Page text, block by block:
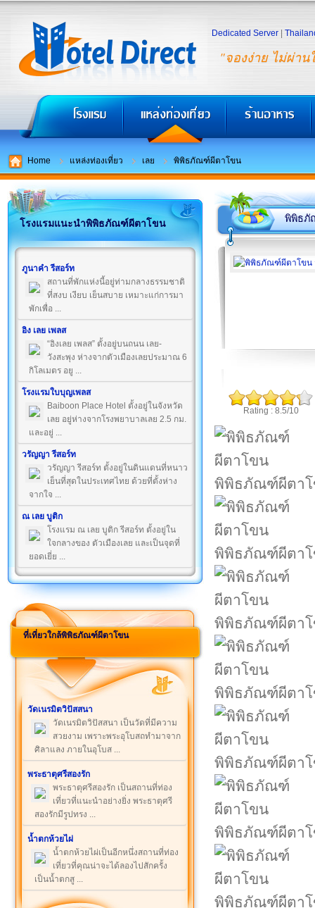
"จองง่าย ไม่ผ่าน
Dedicated Server
Home แหล่งท่องเที่ยว เลย พิพิธภัณฑ์ผีตาโขน
โรงแรมแนะนำพิพิธภัณฑ์ผีตาโขน
ภูนาคำ รีสอร์ท
สถานที่พักแห่งนี้อยู่ท่ามกลางธรรมชาติ
ที่สงบ เงียบ เย็นสบาย เหมาะแก่การมา
พักเพื่อ ...
อิง เลย เพลส
“อิงเลย เพลส” ตั้งอยู่บนถนน เลย-
วังสะพุง ห่างจากตัวเมืองเลยประมาณ 6
กิโลเมตร อยู ...
โรงแรมใบบุญเพลส
Baiboon Place Hotel ตั้งอยู่ในจังหวัด
เลย อยู่ห่างจากโรงพยาบาลเลย 2.5 กม.
และอยู่ ...
วรัญญา รีสอร์ท
วรัญญา รีสอร์ท ตั้งอยู่ในดินแดนที่หนาว
เย็นที่สุดในประเทศไทย ด้วยที่ตั้งห่าง
จากใจ ...
ณ เลย บูติก
โรงแรม ณ เลย บูติก รีสอร์ท ตั้งอยู่ใน
ใจกลางของ ตัวเมืองเลย และเป็นจุดที่
ยอดเยี่ย ...
ที่เที่ยวใกล้พิพิธภัณฑ์ผีตาโขน
วัดเนรมิตวิปัสสนา
วัดเนรมิตวิปัสสนา เป็นวัดที่มีความ
สวยงาม เพราะพระอุโบสถทำมาจาก
ศิลาแลง ภายในอุโบส ...
พระธาตุศรีสองรัก
พระธาตุศรีสองรัก เป็นสถานที่ท่อง
เที่ยวที่แนะนำอย่างยิ่ง พระธาตุศรี
สองรักมีรูปทรง ...
น้ำตกห้วยไผ่
น้ำตกห้วยไผ่เป็นอีกหนึ่งสถานที่ท่อง
เที่ยวที่คุณน่าจะได้ลองไปสักครั้ง
เป็นน้ำตกสู ...
พิพิธภั
Rating : 8.5/10
พิพิธภัณฑ์ผีตา
พิพิธภัณฑ์ผีตา
พิพิธภัณฑ์ผีตา
พิพิธภัณฑ์ผีตา
พิพิธภัณฑ์ผีตา
พิพิธภัณฑ์ผีตา
พิพิธภัณฑ์ผีตา